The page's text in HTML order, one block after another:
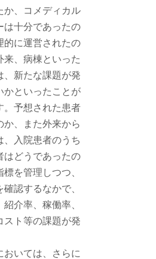
か、コメディカル
は十分であったの
的に運営されたの
来、病棟といった
、新たな課題が発
かといったことが
。予想された患者
か、また外来から
、入院患者のうち
はどうであったの
を管理しつつ、
認するなかで、
介率、稼働率、
スト等の課題が発
おいては、さらに